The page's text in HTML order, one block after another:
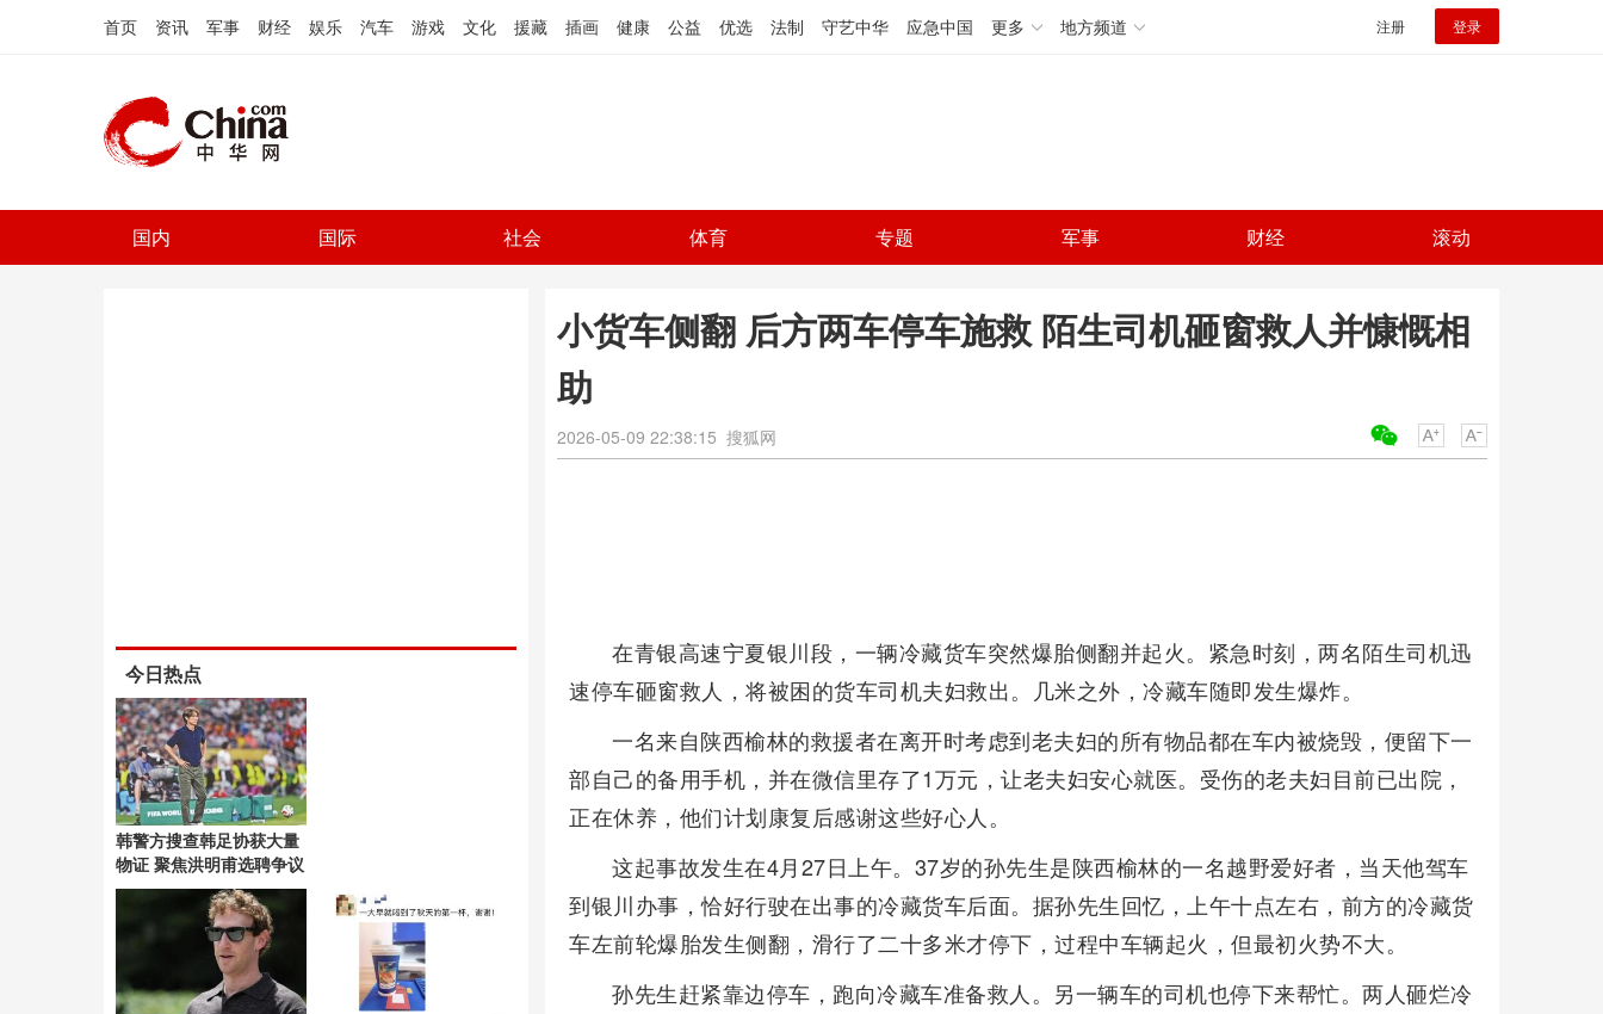
首页 资讯 军事 财经 娱乐 汽车 游戏 文化 援藏 插画 健康 公益 优选 法制 守艺中华 应急中国 更多 地方频道 注册 登录
国内 国际 社会 体育 专题 军事 财经 滚动
小货车侧翻 后方两车停车施救 陌生司机砸窗救人并慷慨相
助
2026-05-09 22:38:15 搜狐网
在青银高速宁夏银川段，一辆冷藏货车突然爆胎侧翻并起火。紧急时刻，两名陌生司机迅
速停车砸窗救人，将被困的货车司机夫妇救出。几米之外，冷藏车随即发生爆炸。
一名来自陕西榆林的救援者在离开时考虑到老夫妇的所有物品都在车内被烧毁，便留下一
部自己的备用手机，并在微信里存了1万元，让老夫妇安心就医。受伤的老夫妇目前已出院，
正在休养，他们计划康复后感谢这些好心人。
这起事故发生在4月27日上午。37岁的孙先生是陕西榆林的一名越野爱好者，当天他驾车
到银川办事，恰好行驶在出事的冷藏货车后面。据孙先生回忆，上午十点左右，前方的冷藏货
车左前轮爆胎发生侧翻，滑行了二十多米才停下，过程中车辆起火，但最初火势不大。
孙先生赶紧靠边停车，跑向冷藏车准备救人。另一辆车的司机也停下来帮忙。两人砸烂冷
今日热点
韩警方搜查韩足协获大量
物证 聚焦洪明甫选聘争议